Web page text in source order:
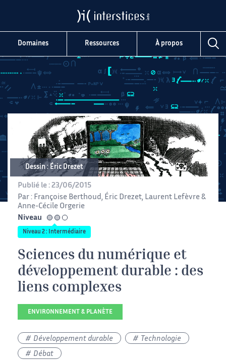
Domaines Ressources À propos
Dessin : Éric Drezet
Publié le : 23/06/2015
Par : Françoise Berthoud , Éric Drezet, Laurent Lefèvre &
Anne-Cécile Orgerie
Niveau
intermédiaire
Niveau 2 : Intermédiaire
Sciences du numérique et
développement durable : des
liens complexes
ENVIRONNEMENT & PLANÈTE
Développement durable Technologie
Débat